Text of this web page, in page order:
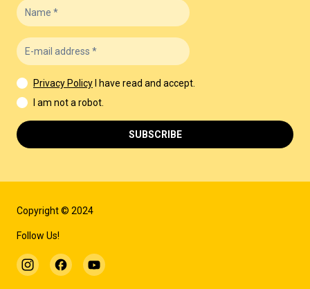
Copyright © 2024
Follow Us!
Privacy Policy
I have read and accept.
I am not a robot.
SUBSCRIBE